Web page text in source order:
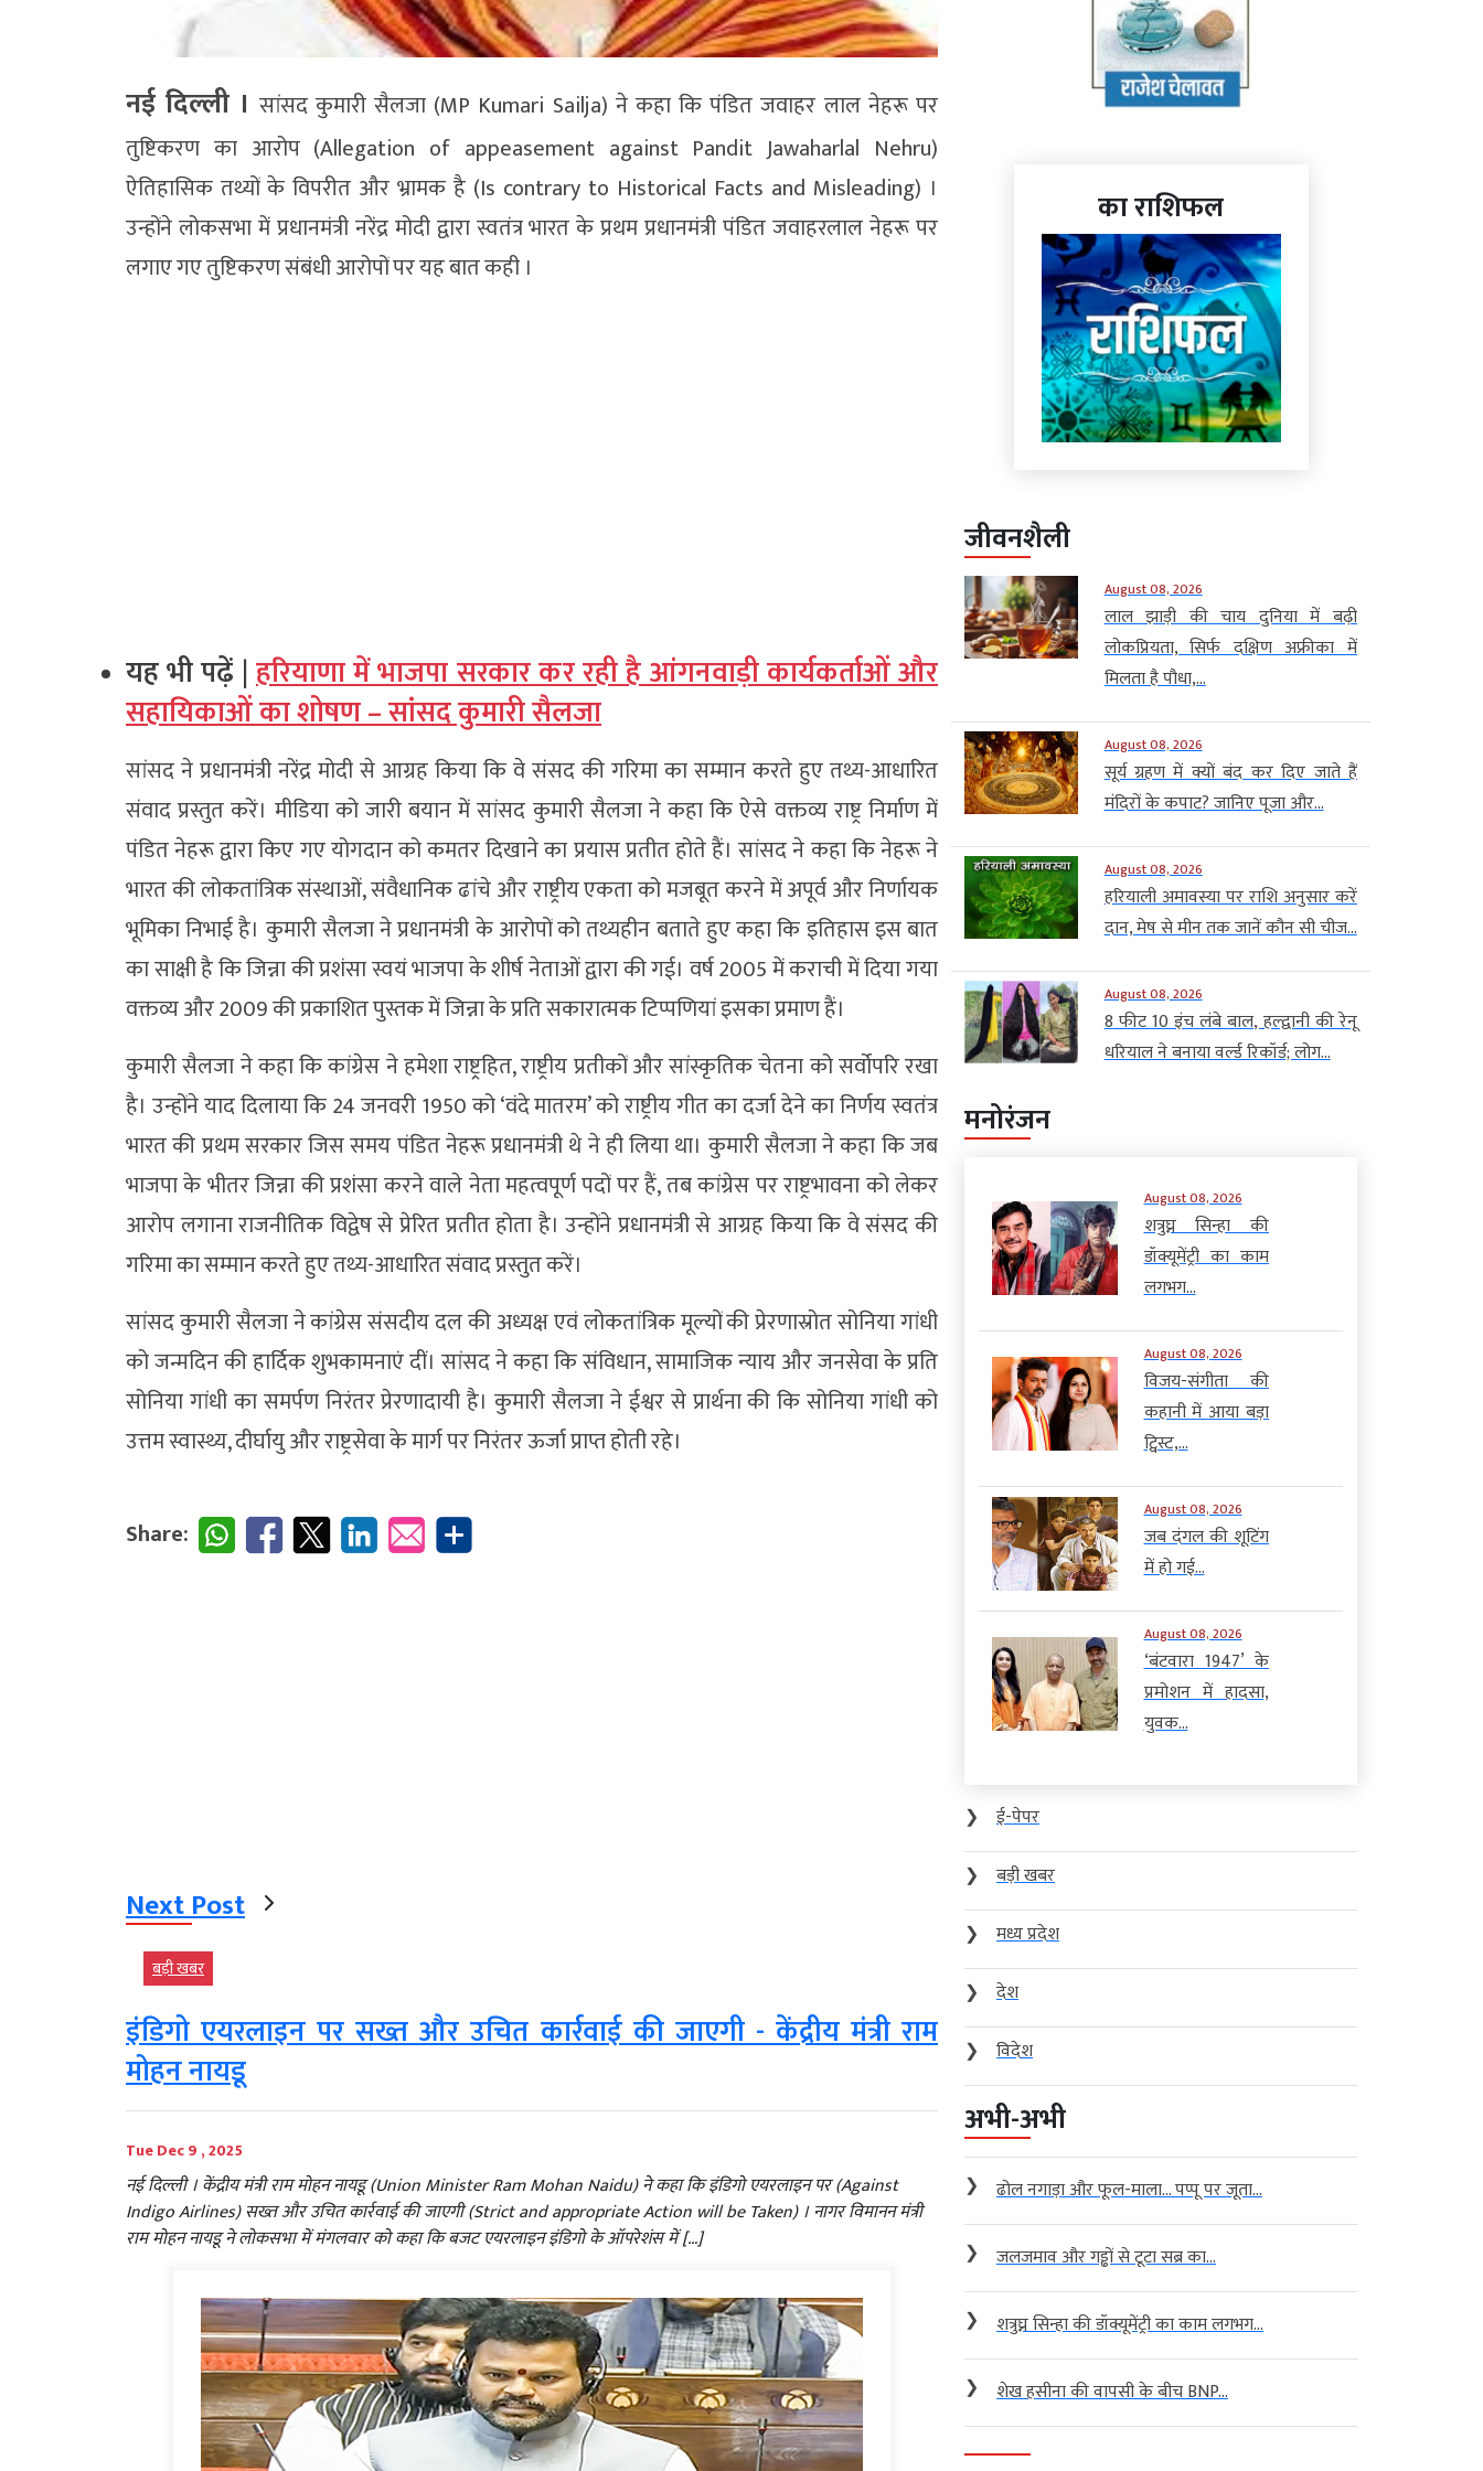
नई दिल्ली । सांसद कुमारी सैलजा (MP Kumari Sailja) ने कहा कि पंडित जवाहर लाल नेहरू पर
तुष्टिकरण का आरोप (Allegation of appeasement against Pandit Jawaharlal Nehru)
ऐतिहासिक तथ्यों के विपरीत और भ्रामक है (Is contrary to Historical Facts and Misleading) ।
उन्होंने लोकसभा में प्रधानमंत्री नरेंद्र मोदी द्वारा स्वतंत्र भारत के प्रथम प्रधानमंत्री पंडित जवाहरलाल नेहरू पर
लगाए गए तुष्टिकरण संबंधी आरोपों पर यह बात कही ।
यह भी पढ़ें |हरियाणा में भाजपा सरकार कर रही है आंगनवाड़ी कार्यकर्ताओं और
सहायिकाओं का शोषण – सांसद कुमारी सैलजा
सांसद ने प्रधानमंत्री नरेंद्र मोदी से आग्रह किया कि वे संसद की गरिमा का सम्मान करते हुए तथ्य-आधारित
संवाद प्रस्तुत करें। मीडिया को जारी बयान में सांसद कुमारी सैलजा ने कहा कि ऐसे वक्तव्य राष्ट्र निर्माण में
पंडित नेहरू द्वारा किए गए योगदान को कमतर दिखाने का प्रयास प्रतीत होते हैं। सांसद ने कहा कि नेहरू ने
भारत की लोकतांत्रिक संस्थाओं, संवैधानिक ढांचे और राष्ट्रीय एकता को मजबूत करने में अपूर्व और निर्णायक
भूमिका निभाई है। कुमारी सैलजा ने प्रधानमंत्री के आरोपों को तथ्यहीन बताते हुए कहा कि इतिहास इस बात
का साक्षी है कि जिन्ना की प्रशंसा स्वयं भाजपा के शीर्ष नेताओं द्वारा की गई। वर्ष 2005 में कराची में दिया गया
वक्तव्य और 2009 की प्रकाशित पुस्तक में जिन्ना के प्रति सकारात्मक टिप्पणियां इसका प्रमाण हैं।
कुमारी सैलजा ने कहा कि कांग्रेस ने हमेशा राष्ट्रहित, राष्ट्रीय प्रतीकों और सांस्कृतिक चेतना को सर्वोपरि रखा
है। उन्होंने याद दिलाया कि 24 जनवरी 1950 को ‘वंदे मातरम’ को राष्ट्रीय गीत का दर्जा देने का निर्णय स्वतंत्र
भारत की प्रथम सरकार जिस समय पंडित नेहरू प्रधानमंत्री थे ने ही लिया था। कुमारी सैलजा ने कहा कि जब
भाजपा के भीतर जिन्ना की प्रशंसा करने वाले नेता महत्वपूर्ण पदों पर हैं, तब कांग्रेस पर राष्ट्रभावना को लेकर
आरोप लगाना राजनीतिक विद्वेष से प्रेरित प्रतीत होता है। उन्होंने प्रधानमंत्री से आग्रह किया कि वे संसद की
गरिमा का सम्मान करते हुए तथ्य-आधारित संवाद प्रस्तुत करें।
सांसद कुमारी सैलजा ने कांग्रेस संसदीय दल की अध्यक्ष एवं लोकतांत्रिक मूल्यों की प्रेरणास्रोत सोनिया गांधी
को जन्मदिन की हार्दिक शुभकामनाएं दीं। सांसद ने कहा कि संविधान, सामाजिक न्याय और जनसेवा के प्रति
सोनिया गांधी का समर्पण निरंतर प्रेरणादायी है। कुमारी सैलजा ने ईश्वर से प्रार्थना की कि सोनिया गांधी को
उत्तम स्वास्थ्य, दीर्घायु और राष्ट्रसेवा के मार्ग पर निरंतर ऊर्जा प्राप्त होती रहे।
Share:
Next Post
बड़ी खबर
इंडिगो एयरलाइन पर सख्त और उचित कार्रवाई की जाएगी - केंद्रीय मंत्री राम
मोहन नायडू
Tue Dec 9 , 2025
नई दिल्ली । केंद्रीय मंत्री राम मोहन नायडू (Union Minister Ram Mohan Naidu) ने कहा कि इंडिगो एयरलाइन पर (Against
Indigo Airlines) सख्त और उचित कार्रवाई की जाएगी (Strict and appropriate Action will be Taken) । नागर विमानन मंत्री
राम मोहन नायडू ने लोकसभा में मंगलवार को कहा कि बजट एयरलाइन इंडिगो के ऑपरेशंस में […]
का राशिफल
जीवनशैली
August 08, 2026
लाल झाड़ी की चाय दुनिया में बढ़ी
लोकप्रियता, सिर्फ दक्षिण अफ्रीका में
मिलता है पौधा,...
August 08, 2026
सूर्य ग्रहण में क्यों बंद कर दिए जाते हैं
मंदिरों के कपाट? जानिए पूजा और...
August 08, 2026
हरियाली अमावस्या पर राशि अनुसार करें
दान, मेष से मीन तक जानें कौन सी चीज...
August 08, 2026
8 फीट 10 इंच लंबे बाल, हल्द्वानी की रेनू
धरियाल ने बनाया वर्ल्ड रिकॉर्ड; लोग...
मनोरंजन
August 08, 2026
शत्रुघ्न सिन्हा की
डॉक्यूमेंट्री का काम
लगभग...
August 08, 2026
विजय-संगीता की
कहानी में आया बड़ा
ट्विस्ट,...
August 08, 2026
जब दंगल की शूटिंग
में हो गई...
August 08, 2026
‘बंटवारा 1947’ के
प्रमोशन में हादसा,
युवक...
❯
ई-पेपर
❯
बड़ी खबर
❯
मध्य प्रदेश
❯
देश
❯
विदेश
अभी-अभी
❯ ढोल नगाड़ा और फूल-माला… पप्पू पर जूता...
❯ जलजमाव और गड्ढों से टूटा सब्र का...
❯ शत्रुघ्न सिन्हा की डॉक्यूमेंट्री का काम लगभग...
❯ शेख हसीना की वापसी के बीच BNP...